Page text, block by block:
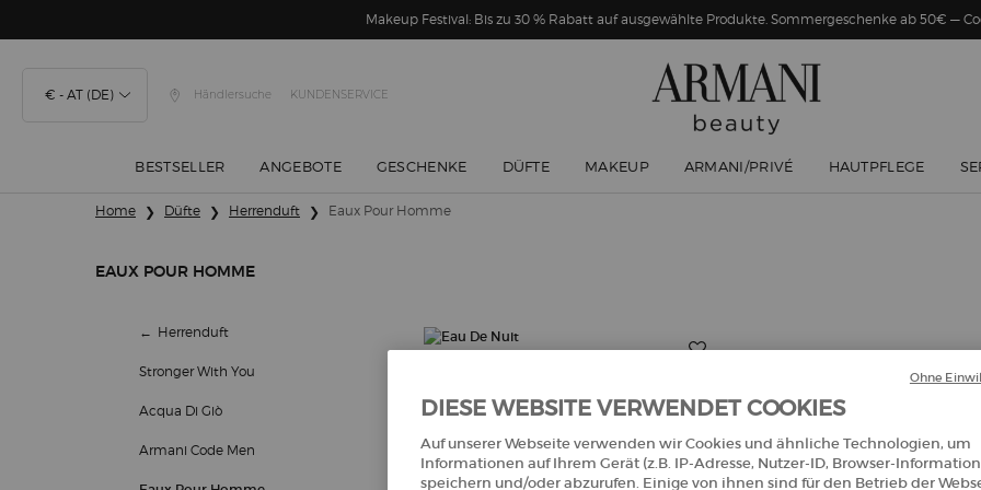
Makeup Festival: Bis zu 30 % Rabatt auf ausgewählte Produkte. Sommergeschenke ab 50€ —
€ - AT (DE) Händlersuche KUNDENSERVICE
BESTSELLER ANGEBOTE GESCHENKE DÜFTE MAKEUP ARMANI/PRIVÉ HAUTPFLEGE
Home Düfte Herrenduft Eaux Pour Homme
EAUX POUR HOMME
Herrenduft
Stronger With You
Acqua Di Giò
Armani Code Men
DIESE WEBSITE VERWENDET COOKIES
Auf unserer Webseite verwenden wir Cookies und ähnliche Technologien, um
Informationen auf Ihrem Gerät (z.B. IP-Adresse, Nutzer-ID, Browser-
speichern und/oder abzurufen. Einige von ihnen sind für den Betrieb der
Ohne